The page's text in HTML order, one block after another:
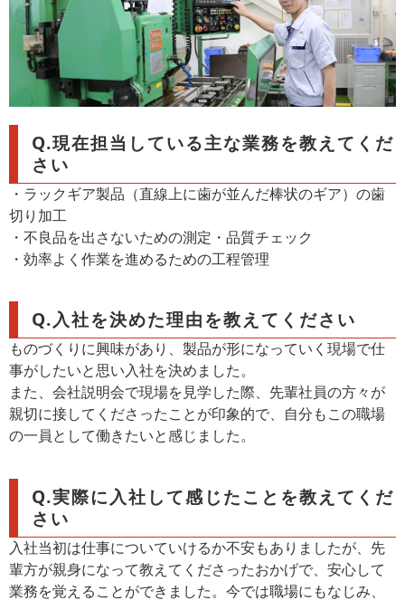
Q.現在担当している主な業務を教えてくだ
さい
・ラックギア製品（直線上に歯が並んだ棒状のギア）の歯
切り加工
・不良品を出さないための測定・品質チェック
・効率よく作業を進めるための工程管理
Q.入社を決めた理由を教えてください
ものづくりに興味があり、製品が形になっていく現場で仕
事がしたいと思い入社を決めました。
また、会社説明会で現場を見学した際、先輩社員の方々が
親切に接してくださったことが印象的で、自分もこの職場
の一員として働きたいと感じました。
Q.実際に入社して感じたことを教えてくだ
さい
入社当初は仕事についていけるか不安もありましたが、先
輩方が親身になって教えてくださったおかげで、安心して
業務を覚えることができました。今では職場にもなじみ、